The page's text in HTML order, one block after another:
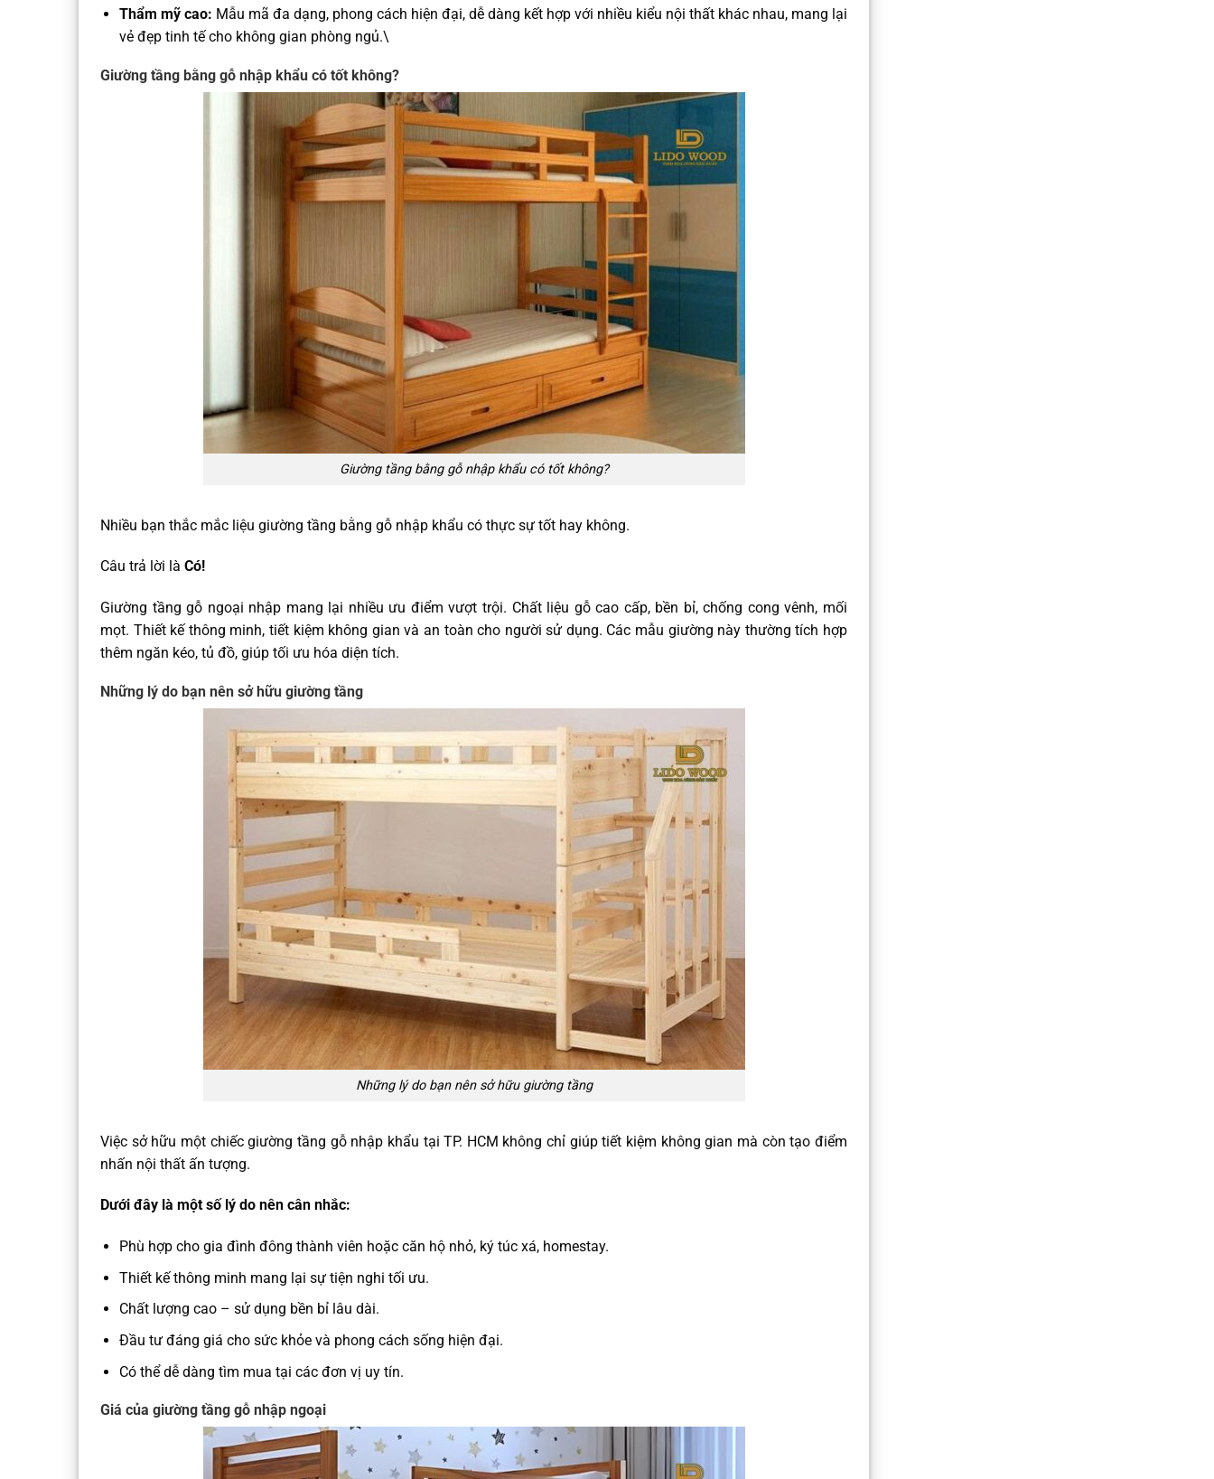
Thẩm mỹ cao: Mẫu mã đa dạng, phong cách hiện đại, dễ dàng kết hợp với nhiều kiểu nội thất khác nhau, mang lại
vẻ đẹp tinh tế cho không gian phòng ngủ.\
Giường tầng bằng gỗ nhập khẩu có tốt không?
Giường tầng bằng gỗ nhập khẩu có tốt không?
Nhiều bạn thắc mắc liệu giường tầng bằng gỗ nhập khẩu có thực sự tốt hay không.
Câu trả lời là Có!
Giường tầng gỗ ngoại nhập mang lại nhiều ưu điểm vượt trội. Chất liệu gỗ cao cấp, bền bỉ, chống cong vênh, mối
mọt. Thiết kế thông minh, tiết kiệm không gian và an toàn cho người sử dụng. Các mẫu giường này thường tích hợp
thêm ngăn kéo, tủ đồ, giúp tối ưu hóa diện tích.
Những lý do bạn nên sở hữu giường tầng
Những lý do bạn nên sở hữu giường tầng
Việc sở hữu một chiếc giường tầng gỗ nhập khẩu tại TP. HCM không chỉ giúp tiết kiệm không gian mà còn tạo điểm
nhấn nội thất ấn tượng.
Dưới đây là một số lý do nên cân nhắc:
Phù hợp cho gia đình đông thành viên hoặc căn hộ nhỏ, ký túc xá, homestay.
Thiết kế thông minh mang lại sự tiện nghi tối ưu.
Chất lượng cao – sử dụng bền bỉ lâu dài.
Đầu tư đáng giá cho sức khỏe và phong cách sống hiện đại.
Có thể dễ dàng tìm mua tại các đơn vị uy tín.
Giá của giường tầng gỗ nhập ngoại